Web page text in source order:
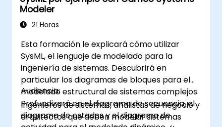
Modeler
21 Horas
Esta formación le explicará cómo utilizar
SysML, el lenguaje de modelado para la
ingeniería de sistemas. Descubrirá en
particular los diagramas de bloques para el
modelado estructural de sistemas complejos.
Profundizará en el diagrama de secuencia, el
diagrama de estados y el diagrama de
Audiencia:
Ingenieros de sistemas, analistas de negocio y
arquitectos que deben modelar sistemas